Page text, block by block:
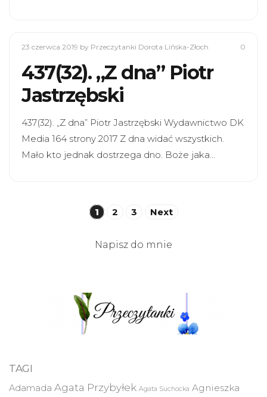
23 czerwca 2019 by Przeczytanki Dorota Lińska-Złoch 0
437(32). „Z dna” Piotr
Jastrzębski
437(32). „Z dna” Piotr Jastrzębski Wydawnictwo DK
Media 164 strony 2017 Z dna widać wszystkich.
Mało kto jednak dostrzega dno. Boże jaka…
Stronicowanie
1 2 3 Next
Napisz do mnie
TAGI
Adamada Agata Przybyłek Agata Suchocka Agnieszka